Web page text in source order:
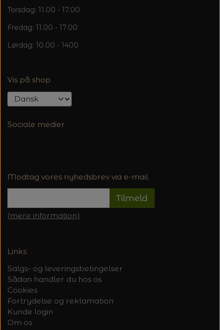
Torsdag: 11.00 - 17.00
Fredag: 11.00 - 17.00
Lørdag: 10.00 - 1400
Vis på shop
Sociale medier
Modtag vores nyhedsbrev via e-mail
Tilmeld
(mere information)
Links
Salgs- og leveringsbetingelser
Sådan handler du hos os
Cookies
Fortrydelse og reklamation
Kunde login
Om os